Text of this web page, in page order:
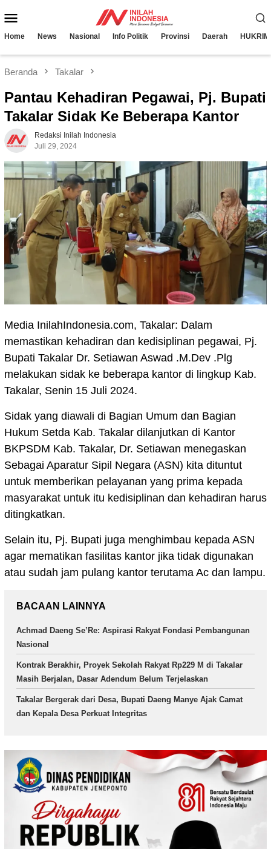
ke
Mobile
Home News Nasional Info Politik Provinsi Daerah HUKRIM
Beranda Takalar
Pantau Kehadiran Pegawai, Pj. Bupati
Takalar Sidak Ke Beberapa Kantor
Redaksi Inilah Indonesia
Juli 29, 2024
Media InilahIndonesia.com, Takalar: Dalam
memastikan kehadiran dan kedisiplinan pegawai, Pj.
Bupati Takalar Dr. Setiawan Aswad .M.Dev .Plg
melakukan sidak ke beberapa kantor di lingkup Kab.
Takalar, Senin 15 Juli 2024.
Sidak yang diawali di Bagian Umum dan Bagian
Hukum Setda Kab. Takalar dilanjutkan di Kantor
BKPSDM Kab. Takalar, Dr. Setiawan menegaskan
Sebagai Aparatur Sipil Negara (ASN) kita dituntut
untuk memberikan pelayanan yang prima kepada
masyarakat untuk itu kedisiplinan dan kehadiran harus
ditingkatkan.
Selain itu, Pj. Bupati juga menghimbau kepada ASN
agar mematikan fasilitas kantor jika tidak digunakan
atau sudah jam pulang kantor terutama Ac dan lampu.
BACAAN LAINNYA
Achmad Daeng Se’Re: Aspirasi Rakyat Fondasi Pembangunan
Nasional
Kontrak Berakhir, Proyek Sekolah Rakyat Rp229 M di Takalar
Masih Berjalan, Dasar Adendum Belum Terjelaskan
Takalar Bergerak dari Desa, Bupati Daeng Manye Ajak Camat
dan Kepala Desa Perkuat Integritas